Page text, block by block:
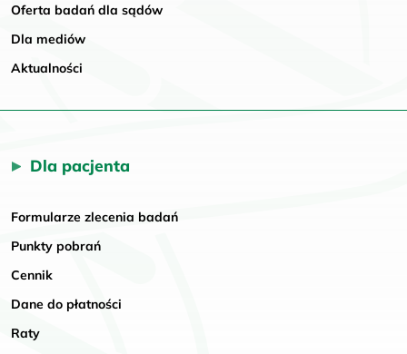
Oferta badań dla sądów
Dla mediów
Aktualności
Dla pacjenta
Formularze zlecenia badań
Punkty pobrań
Cennik
Dane do płatności
Raty